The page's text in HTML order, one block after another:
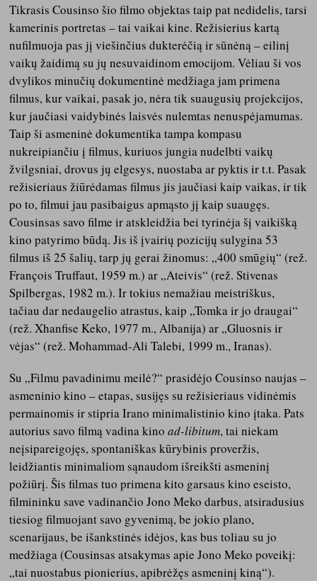
Tikrasis Cousinso šio filmo objektas taip pat nedidelis, tarsi
kamerinis portretas – tai vaikai kine. Režisierius kartą
nufilmuoja pas jį viešinčius dukterėčią ir sūnėną – eilinį
vaikų žaidimą su jų nesuvaidinom emocijom. Vėliau ši vos
dvylikos minučių dokumentinė medžiaga jam primena
filmus, kur vaikai, pasak jo, nėra tik suaugusių projekcijos,
kur jaučiasi vaidybinės laisvės nulemtas nenuspėjamumas.
Taip ši asmeninė dokumentika tampa kompasu
nukreipiančiu į filmus, kuriuos jungia nudelbti vaikų
žvilgsniai, drovus jų elgesys, nuostaba ar pyktis ir t.t. Pasak
režisieriaus žiūrėdamas filmus jis jaučiasi kaip vaikas, ir tik
po to, filmui jau pasibaigus apmąsto jį kaip suaugęs.
Cousinsas savo filme ir atskleidžia bei tyrinėja šį vaikišką
kino patyrimo būdą. Jis iš įvairių pozicijų sulygina 53
filmus iš 25 šalių, tarp jų gerai žinomus: „400 smūgių“ (rež.
François Truffaut, 1959 m.) ar „Ateivis“ (rež. Stivenas
Spilbergas, 1982 m.). Ir tokius nemažiau meistriškus,
tačiau dar nedaugelio atrastus, kaip „Tomka ir jo draugai“
(rež. Xhanfise Keko, 1977 m., Albanija) ar „Gluosnis ir
vėjas“ (rež. Mohammad-Ali Talebi, 1999 m., Iranas).
Su „Filmu pavadinimu meilė?“ prasidėjo Cousinso naujas –
asmeninio kino – etapas, susijęs su režisieriaus vidinėmis
permainomis ir stipria Irano minimalistinio kino įtaka. Pats
autorius savo filmą vadina kinoad-libitum, tai niekam
neįsipareigojęs, spontaniškas kūrybinis proveržis,
leidžiantis minimaliom sąnaudom išreikšti asmeninį
požiūrį. Šis filmas tuo primena kito garsaus kino eseisto,
filmininku save vadinančio Jono Meko darbus, atsiradusius
tiesiog filmuojant savo gyvenimą, be jokio plano,
scenarijaus, be išankstinės idėjos, kas bus toliau su jo
medžiaga (Cousinsas atsakymas apie Jono Meko poveikį:
„tai nuostabus pionierius, apibrėžęs asmeninį kiną“).